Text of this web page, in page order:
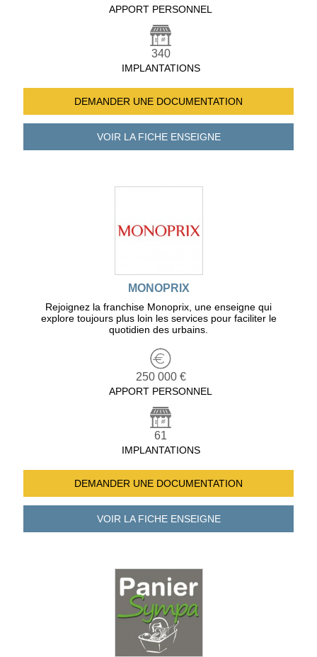
APPORT PERSONNEL
340
IMPLANTATIONS
DEMANDER UNE DOCUMENTATION
VOIR LA FICHEENSEIGNE
MONOPRIX
Rejoignez la franchise Monoprix, une enseigne qui
explore toujours plus loin les services pour faciliter le
quotidien des urbains.
250 000 €
APPORT PERSONNEL
61
IMPLANTATIONS
DEMANDER UNE DOCUMENTATION
VOIR LA FICHEENSEIGNE